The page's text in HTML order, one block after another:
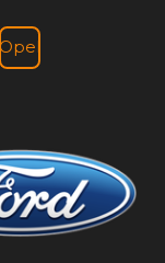
Opel